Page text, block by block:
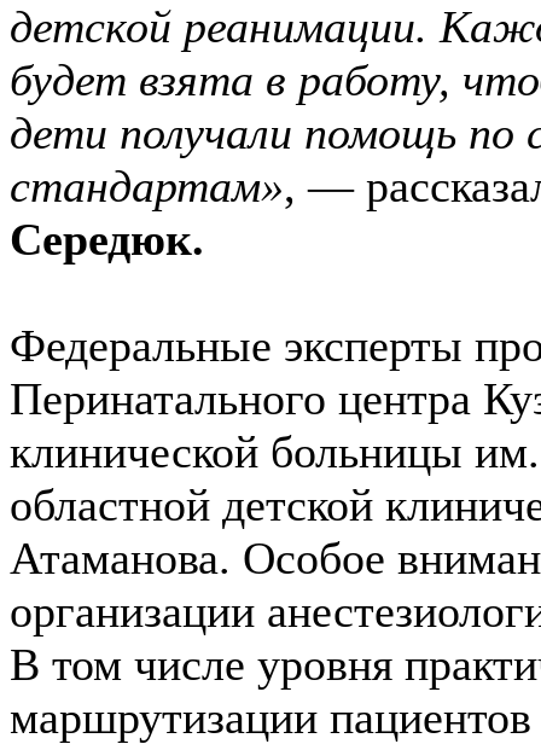
детской реанимации.
будет взята в работу,
дети получали помощь
стандартам», —
Середюк.
Федеральные эксперты
Перинатального центра
клинической больницы
областной детской
Атаманова. Особое
организации
В том числе уровня
маршрутизации